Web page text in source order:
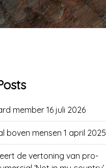
member 16 juli 2026
boven mensen 1 april 2025
de vertoning van pro-